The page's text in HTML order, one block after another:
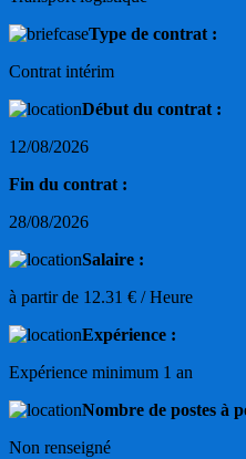
Type de contrat :
Contrat intérim
Début du contrat :
12/08/2026
Fin du contrat :
28/08/2026
Salaire :
à partir de 12.31 € / Heure
Expérience :
Expérience minimum 1 an
Nombre de postes à
Non renseigné